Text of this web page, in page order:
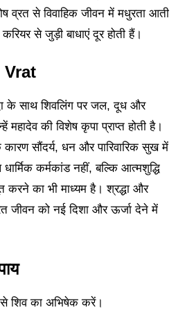
व्रत से विवाहिक जीवन में मधुरता आती
से जुड़ी बाधाएं दूर होती हैं।
के साथ शिवलिंग पर जल, दूध और
महादेव की विशेष कृपा प्राप्त होती है।
सौंदर्य, धन और पारिवारिक सुख में
कर्मकांड नहीं, बल्कि आत्मशुद्धि
का भी माध्यम है। श्रद्धा और
जीवन को नई दिशा और ऊर्जा देने में
शिव का अभिषेक करें।